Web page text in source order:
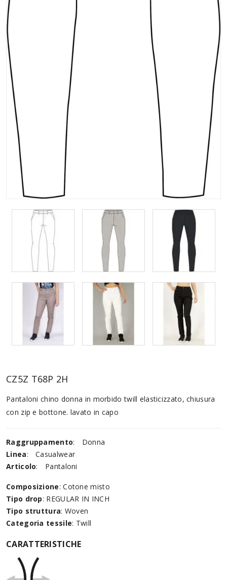
CZ5Z T68P 2H
Pantaloni chino donna in morbido twill elasticizzato, chiusura
con zip e bottone. lavato in capo
Raggruppamento:
Donna
Linea:
Casualwear
Articolo: Pantaloni
Composizione: Cotone misto
Tipo drop: REGULAR IN INCH
Tipo struttura: Woven
Categoria tessile: Twill
CARATTERISTICHE